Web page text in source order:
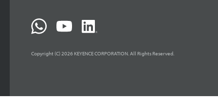
Copyright (C) 2026 KEYENCE CORPORATION. All Rights Reserved.